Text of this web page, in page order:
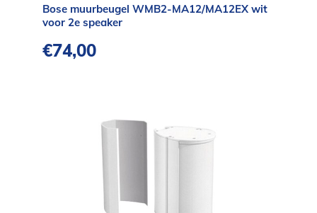
Bose muurbeugel WMB2-MA12/MA12EX wit
voor 2e speaker
€74,00